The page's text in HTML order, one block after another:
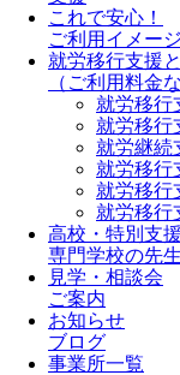
これで安心！
ご利用イメージ
就労移行支援
（ご利用料金
就労移行
就労移行
就労継続
就労移行
就労移行
就労移行
高校・特別支
専門学校の先
見学・相談会
ご案内
お知らせ
ブログ
事業所一覧